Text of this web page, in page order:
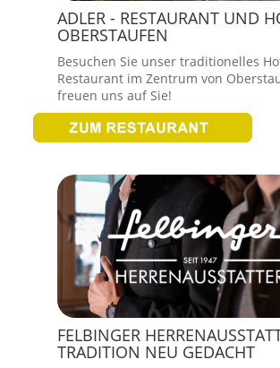
ADLER - RESTAURANT UND
OBERSTAUFEN
Besuchen Sie unser traditionelles
Restaurant im Zentrum von
freuen uns auf Sie!
FELBINGER
TRADITION NEU GEDACHT